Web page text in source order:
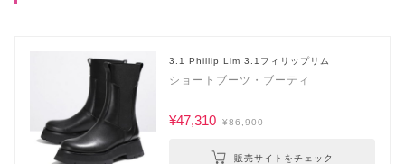
3.1 Phillip Lim 3.1フィリップリム
ショートブーツ・ブーティ
¥47,310 ¥86,900
販売サイトをチェック